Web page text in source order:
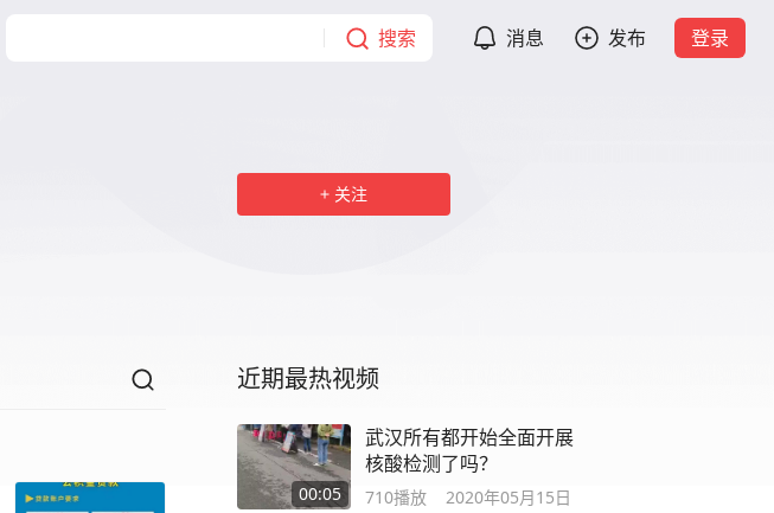
搜索 消息 发布 登录
关注
近期最热视频
00:05
武汉所有都开始全面开展
核酸检测了吗？
710播放 2020年05月15日